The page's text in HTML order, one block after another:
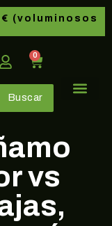
(voluminosos
0
Buscar
vs